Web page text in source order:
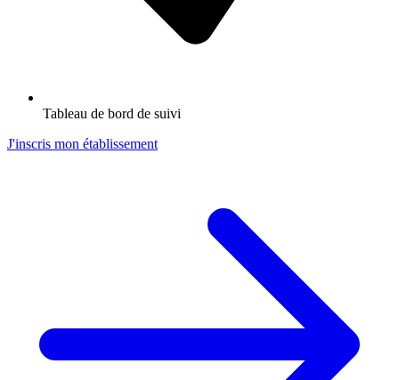
Tableau de bord de suivi
J'inscris mon établissement